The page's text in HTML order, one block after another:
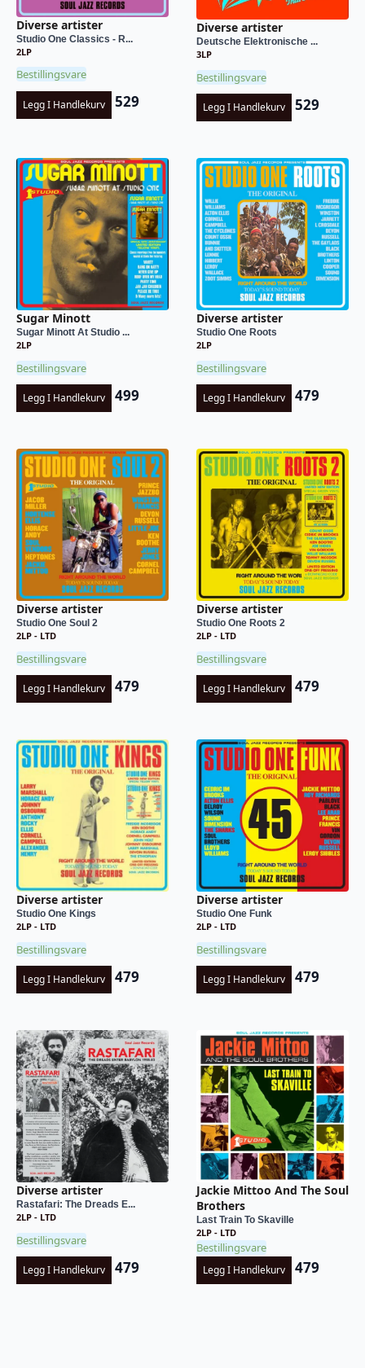
Diverse artister
Studio One Classics - R...
2LP
Bestillingsvare
Legg I Handlekurv 529
Diverse artister
Deutsche Elektronische ...
3LP
Bestillingsvare
Legg I Handlekurv 529
Sugar Minott
Sugar Minott At Studio ...
2LP
Bestillingsvare
Legg I Handlekurv 499
Diverse artister
Studio One Roots
2LP
Bestillingsvare
Legg I Handlekurv 479
Diverse artister
Studio One Soul 2
2LP - LTD
Bestillingsvare
Legg I Handlekurv 479
Diverse artister
Studio One Roots 2
2LP - LTD
Bestillingsvare
Legg I Handlekurv 479
Diverse artister
Studio One Kings
2LP - LTD
Bestillingsvare
Legg I Handlekurv 479
Diverse artister
Studio One Funk
2LP - LTD
Bestillingsvare
Legg I Handlekurv 479
Diverse artister
Rastafari: The Dreads E...
2LP - LTD
Bestillingsvare
Legg I Handlekurv 479
Jackie Mittoo And The Soul
Brothers
Last Train To Skaville
2LP - LTD
Bestillingsvare
Legg I Handlekurv 479